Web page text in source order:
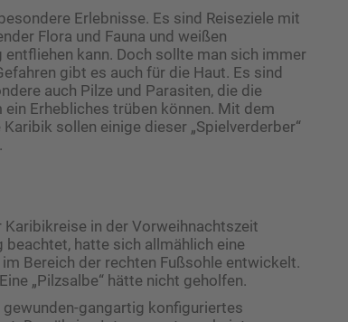
Erlebnisse. Es sind Reiseziele mit
­Flora und Fauna und weißen
kann. Doch sollte man sich immer
gibt es auch für die Haut. Es sind
auch Pilze und Parasiten, die die
Erhebliches trüben können. Mit dem
sollen einige dieser „Spielverderber“
in der Vorweihnachtszeit
hatte sich allmählich eine
Bereich der rechten Fußsohle entwickelt.
„Pilzsalbe“ hätte nicht geholfen.
gangartig konfiguriertes